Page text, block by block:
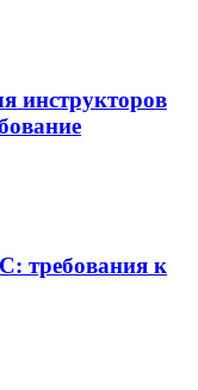
инструкторов
требования к